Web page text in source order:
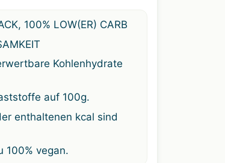
100% LOW(ER) CARB
Kohlenhydrate
auf 100g.
enthaltenen kcal sind
100% vegan.